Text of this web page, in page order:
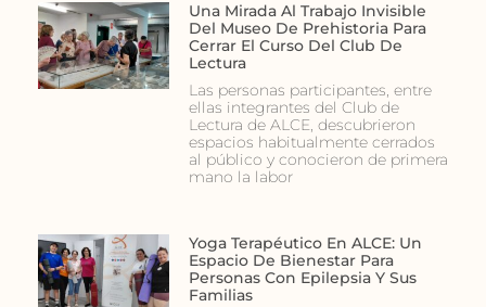
Una Mirada Al Trabajo Invisible
Del Museo De Prehistoria Para
Cerrar El Curso Del Club De
Lectura
Las personas participantes, entre
ellas integrantes del Club de
Lectura de ALCE, descubrieron
espacios habitualmente cerrados
al público y conocieron de primera
mano la labor
Yoga Terapéutico En ALCE: Un
Espacio De Bienestar Para
Personas Con Epilepsia Y Sus
Familias